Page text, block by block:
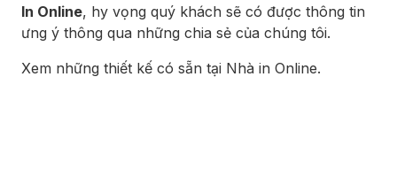
In Online, hy vọng quý khách sẽ có được thông tin
ưng ý thông qua những chia sẻ của chúng tôi.
Xem những thiết kế có sẵn tại Nhà in Online.